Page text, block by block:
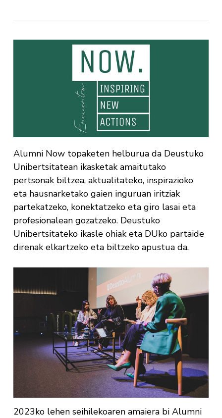
Alumni Now topaketen helburua da Deustuko
Unibertsitatean ikasketak amaitutako
pertsonak biltzea, aktualitateko, inspirazioko
eta hausnarketako gaien inguruan iritziak
partekatzeko, konektatzeko eta giro lasai eta
profesionalean gozatzeko. Deustuko
Unibertsitateko ikasle ohiak eta DUko partaide
direnak elkartzeko eta biltzeko apustua da.
2023ko lehen seihilekoaren amaiera bi Alumni